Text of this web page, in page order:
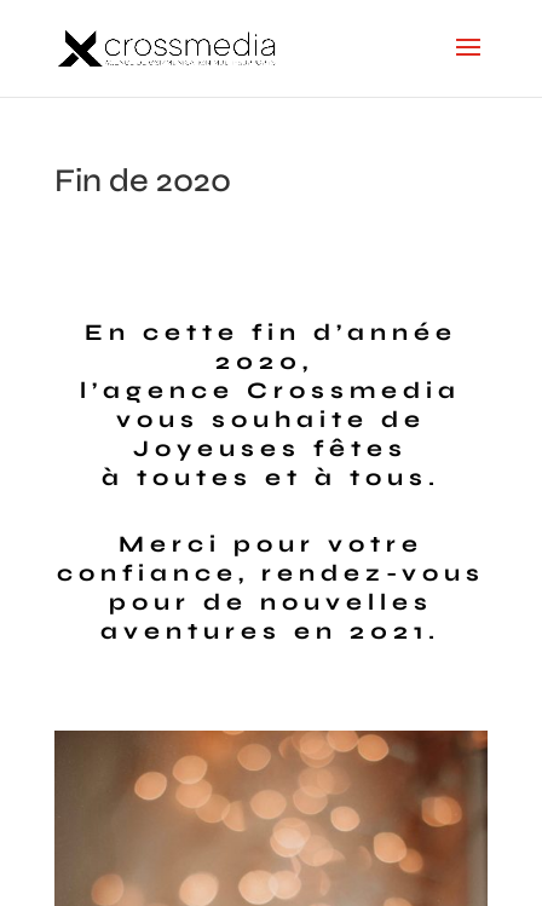
Fin de 2020
En cette fin d’année
2020,
l’agence Crossmedia
vous souhaite de
Joyeuses fêtes
à toutes et à tous.
Merci pour votre
confiance, rendez-vous
pour de nouvelles
aventures en 2021.